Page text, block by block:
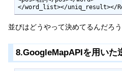
</word_list></uniq_result></
並びはどうやって決めてるんだろう
8.GoogleMapAPIを用いた